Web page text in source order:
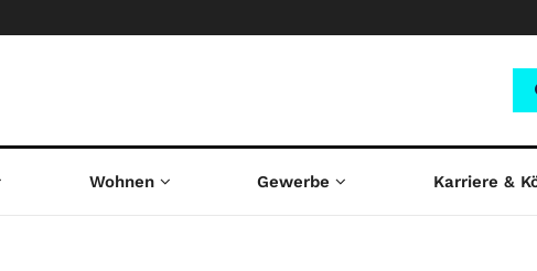
Wohnen Gewerbe Karriere &